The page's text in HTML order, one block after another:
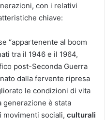
con i relativi
chiave:
“appartenente al boom
tra il 1946 e il 1964,
post-Seconda Guerra
dalla fervente ripresa
le condizioni di vita
generazione è stata
movimenti sociali, culturali